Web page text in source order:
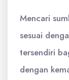
Mencari
sesuai
tersendiri
dengan